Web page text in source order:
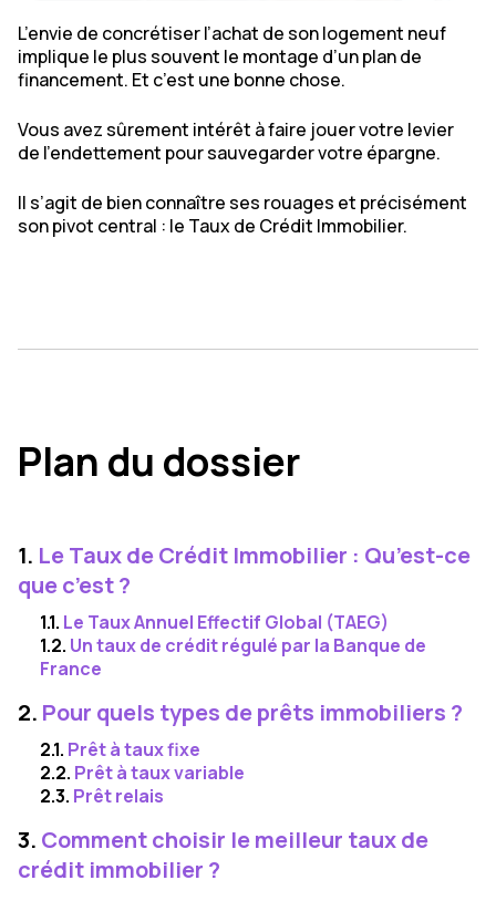
L’envie de concrétiser l’achat de son logement neuf
implique le plus souvent le montage d’un plan de
financement. Et c’est une bonne chose.
Vous avez sûrement intérêt à faire jouer votre levier
de l’endettement pour sauvegarder votre épargne.
Il s’agit de bien connaître ses rouages et précisément
son pivot central : le Taux de Crédit Immobilier.
Plan du dossier
1. Le Taux de Crédit Immobilier : Qu’est-ce
que c’est ?
1.1. Le Taux Annuel Effectif Global (TAEG)
1.2. Un taux de crédit régulé par la Banque de
France
2. Pour quels types de prêts immobiliers ?
2.1. Prêt à taux fixe
2.2. Prêt à taux variable
2.3. Prêt relais
3. Comment choisir le meilleur taux de
crédit immobilier ?